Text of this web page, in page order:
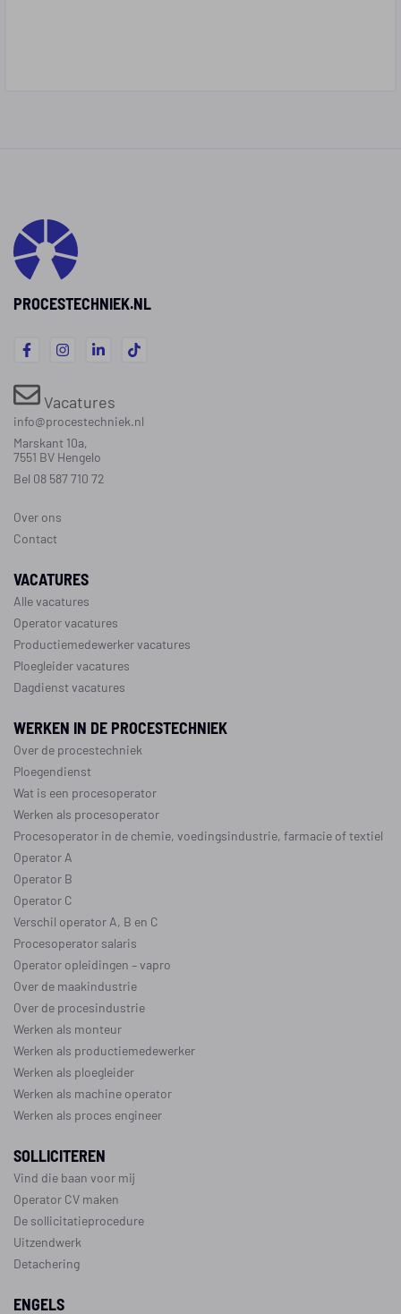
PROCESTECHNIEK.NL
Vacatures
info@procestechniek.nl
Marskant 10a,
7551 BV Hengelo
Bel 08 587 710 72
Over ons
Contact
VACATURES
Alle vacatures
Operator vacatures
Productiemedewerker vacatures
Ploegleider vacatures
Dagdienst vacatures
WERKEN IN DE PROCESTECHNIEK
Over de procestechniek
Ploegendienst
Wat is een procesoperator
Werken als procesoperator
Procesoperator in de chemie, voedingsindustrie, farmacie oftextiel
Operator A
Operator B
Operator C
Verschil operator A, B en C
Procesoperator salaris
Operator opleidingen –vapro
Over de maakindustrie
Over de procesindustrie
Werken als monteur
Werken als productiemedewerker
Werken als ploegleider
Werken als machine operator
Werken als proces engineer
SOLLICITEREN
Vind die baan voor mij
Operator CV maken
De sollicitatieprocedure
Uitzendwerk
Detachering
ENGELS